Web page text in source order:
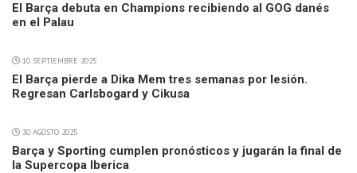
El Barça debuta en Champions recibiendo al GOG danés
en el Palau
10 SEPTIEMBRE 2025
El Barça pierde a Dika Mem tres semanas por lesión.
Regresan Carlsbogard y Cikusa
30 AGOSTO 2025
Barça y Sporting cumplen pronósticos y jugarán la final de
la Supercopa Iberica